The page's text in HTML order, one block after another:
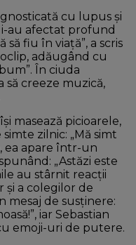
cu lupus și
au afectat profund
să fiu în viață”, a scris
adăugând cu
În ciuda
să creeze muzică,
masează picioarele,
zilnic: „Mă simt
ea apare într-un
„Astăzi este
au stârnit reacții
și a colegilor de
mesaj de susținere:
iar Sebastian
emoji-uri de putere.